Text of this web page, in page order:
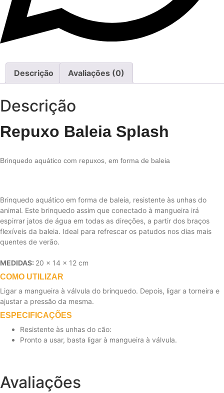
Descrição Avaliações (0)
Descrição
Repuxo Baleia Splash
Brinquedo aquático com repuxos, em forma de baleia
Brinquedo aquático em forma de baleia, resistente às unhas do
animal. Este brinquedo assim que conectado à mangueira irá
espirrar jatos de água em todas as direções, a partir dos braços
flexíveis da baleia. Ideal para refrescar os patudos nos dias mais
quentes de verão.
MEDIDAS: 20 x 14 x 12 cm
COMO UTILIZAR
Ligar a mangueira à válvula do brinquedo. Depois, ligar a torneira e
ajustar a pressão da mesma.
ESPECIFICAÇÕES
Resistente às unhas do cão:
Pronto a usar, basta ligar à mangueira à válvula.
Avaliações